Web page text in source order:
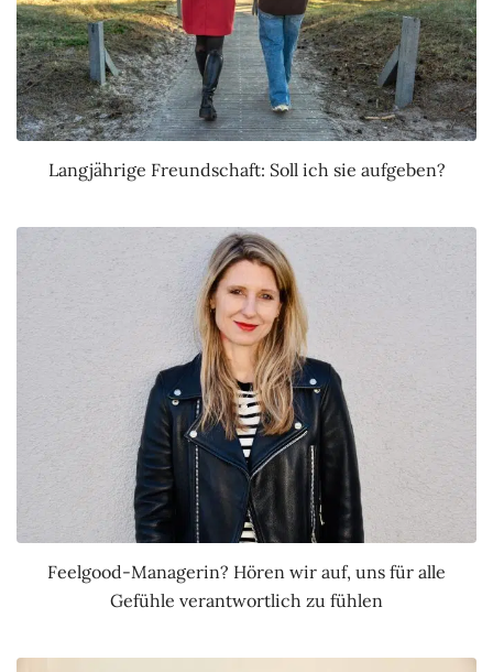
Langjährige Freundschaft: Soll ich sie aufgeben?
Feelgood-Managerin? Hören wir auf, uns für alle
Gefühle verantwortlich zu fühlen